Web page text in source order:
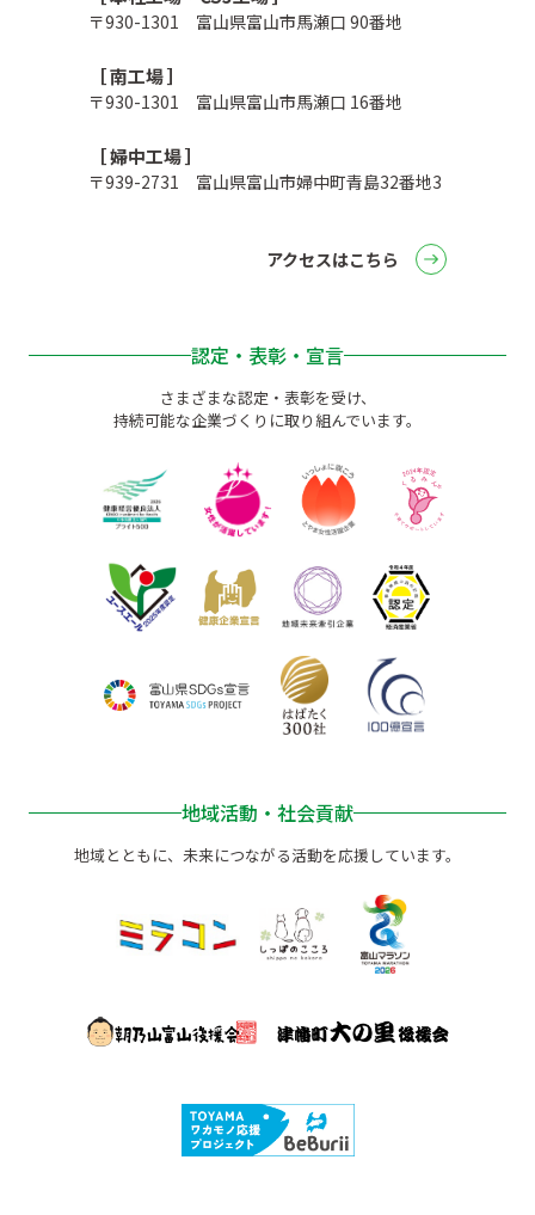
〒930-1301 富山県富山市馬瀬口 90番地
［ 南工場 ］
〒930-1301 富山県富山市馬瀬口 16番地
［ 婦中工場 ］
〒939-2731 富山県富山市婦中町青島32番地3
アクセスはこちら
認定・表彰・宣言
さまざまな認定・表彰を受け、
持続可能な企業づくりに取り組んでいます。
地域活動・社会貢献
地域とともに、未来につながる活動を応援しています。